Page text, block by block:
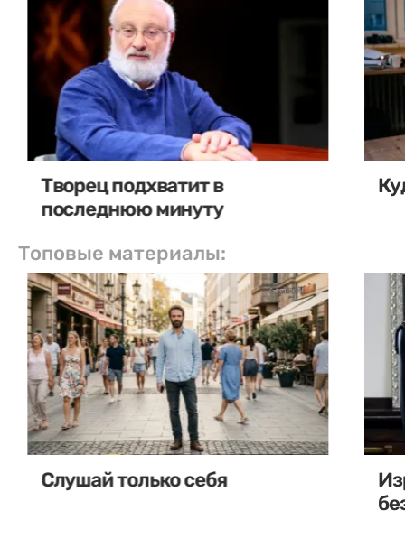
Творец подхватит в
последнюю минуту
Топовые материалы:
Слушай только себя